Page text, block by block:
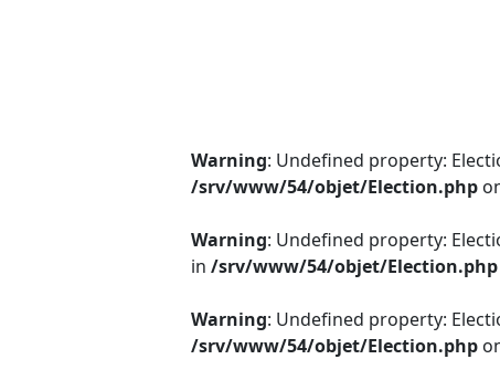
Warning: Undefined property:
/srv/www/54/objet/Election.php
Warning: Undefined property:
in /srv/www/54/objet/Election.php
Warning: Undefined property:
/srv/www/54/objet/Election.php